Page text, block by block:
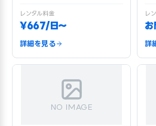
レンタル料金
¥667/日〜
詳細を見る
レ
お
詳
NO IMAGE